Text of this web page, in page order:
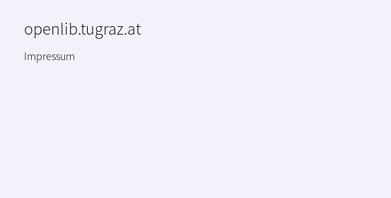
openlib.tugraz.at
Impressum